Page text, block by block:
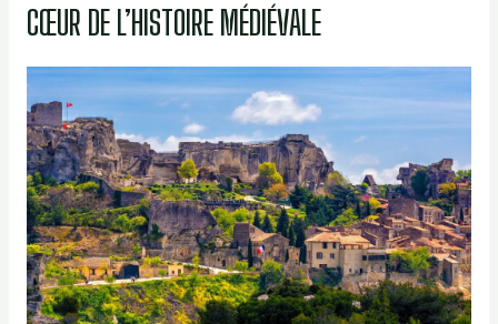
CŒUR DE L’HISTOIRE MÉDIÉVALE